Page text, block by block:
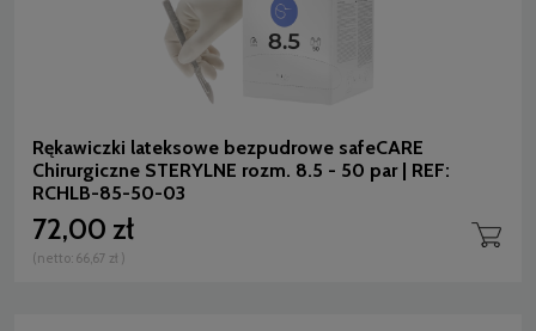
Rękawiczki lateksowe bezpudrowe safeCARE
Chirurgiczne STERYLNE rozm. 8.5 - 50 par | REF:
RCHLB-85-50-03
72,00 zł
(netto: 66,67 zł )